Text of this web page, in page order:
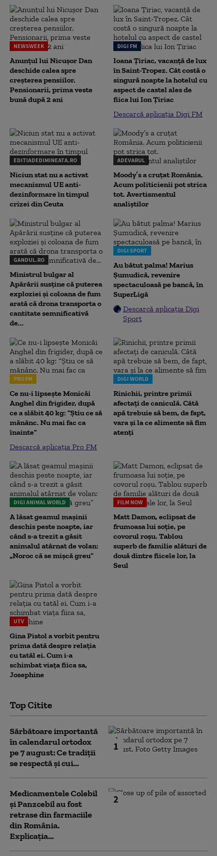
NEWSWEEK
Anunțul lui Nicușor Dan
deschide calea spre
creșterea pensiilor.
Pensionarii, prima veste
bună după 2 ani
DIGI FM
Ioana Țiriac, vacanță de lux
în Saint-Tropez. Cât costă o
singură noapte la hotelul cu
aspect de castel ales de
fiica lui Ion Țiriac
Descarcă aplicația Digi FM
EDITIADEDIMINEATA.RO
Niciun stat nu a activat
mecanismul UE anti-
dezinformare în timpul
crizei din Ceuta
ADEVARUL
Moody’s a cruțat România.
Acum politicienii pot strica
tot. Avertismentul
analiștilor
GANDUL.RO
Ministrul bulgar al
Apărării susține că puterea
exploziei și coloana de fum
arată că drona transporta o
cantitate semnificativă
de...
DIGI SPORT
Au bătut palma! Marius
Șumudică, revenire
spectaculoasă pe bancă, în
SuperLigă
Descarcă aplicația Digi
Sport
PRO FM
Ce nu-i lipsește Monicăi
Anghel din frigider, după
ce a slăbit 40 kg: “Știu ce să
mănânc. Nu mai fac ca
înainte”
Descarcă aplicația Pro FM
DIGI WORLD
Rinichii, printre primii
afectați de caniculă. Câtă
apă trebuie să bem, de fapt,
vara și la ce alimente să fim
atenți
DIGI ANIMAL WORLD
A lăsat geamul mașinii
deschis peste noapte, iar
când s-a trezit a găsit
animalul atârnat de volan:
„Noroc că se mișcă greu”
FILM NOW
Matt Damon, eclipsat de
frumoasa lui soție, pe
covorul roșu. Tablou
superb de familie alături de
două dintre fiicele lor, la
Seul
UTV
Gina Pistol a vorbit pentru
prima dată despre relația
cu tatăl ei. Cum i-a
schimbat viața fiica sa,
Josephine
Top Citite
1
Sărbătoare importantă
în calendarul ortodox
pe 7 august: Ce tradiții
se respectă și cui...
2
Medicamentele Colebil
și Panzcebil au fost
retrase din farmaciile
din România.
Explicația...